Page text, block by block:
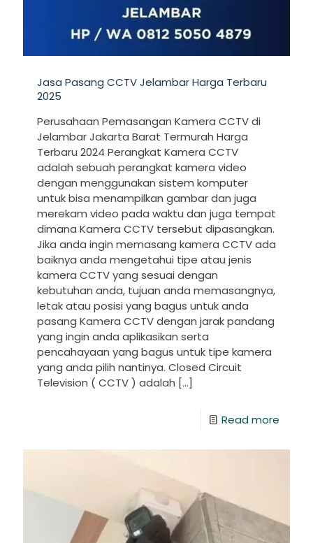
Jasa Pasang CCTV Jelambar Harga Terbaru
2025
Perusahaan Pemasangan Kamera CCTV di
Jelambar Jakarta Barat Termurah Harga
Terbaru 2024 Perangkat Kamera CCTV
adalah sebuah perangkat kamera video
dengan menggunakan sistem komputer
untuk bisa menampilkan gambar dan juga
merekam video pada waktu dan juga tempat
dimana Kamera CCTV tersebut dipasangkan.
Jika anda ingin memasang kamera CCTV ada
baiknya anda mengetahui tipe atau jenis
kamera CCTV yang sesuai dengan
kebutuhan anda, tujuan anda memasangnya,
letak atau posisi yang bagus untuk anda
pasang Kamera CCTV dengan jarak pandang
yang ingin anda aplikasikan serta
pencahayaan yang bagus untuk tipe kamera
yang anda pilih nantinya. Closed Circuit
Television ( CCTV ) adalah […]
Read more